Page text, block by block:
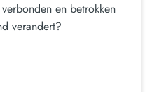
en betrokken
verandert?